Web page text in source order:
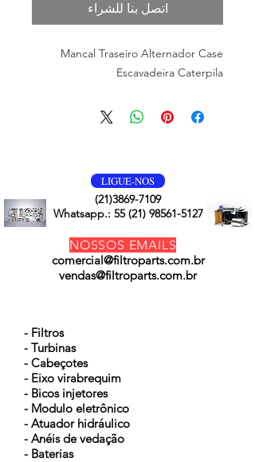
اتصل بنا للشراء
Mancal Traseiro Alternador Case
Escavadeira Caterpila
LIGUE-NOS
(21)3869-7109
Whatsapp.: 55 (21) 98561-5127
NOSSOS EMAILS
comercial@filtroparts.com.br
vendas@filtroparts.com.br
- Filtros
- Turbinas
- Cabeçotes
- Eixo virabrequim
- Bicos injetores
- Modulo eletrônico
- Atuador hidráulico
- Anéis de vedação
- Baterias